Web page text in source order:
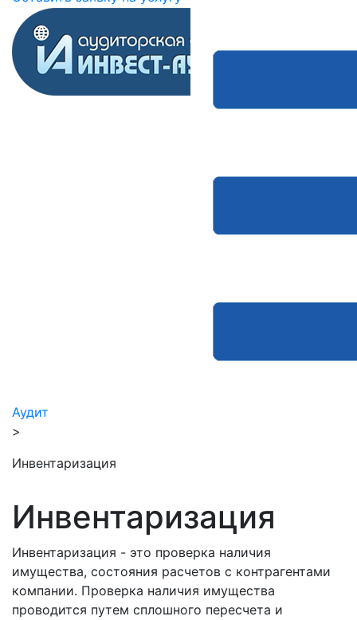
Аудит
>
Инвентаризация
Инвентаризация
Инвентаризация - это проверка наличия
имущества, состояния расчетов с контрагентами
компании. Проверка наличия имущества
проводится путем сплошного пересчета и